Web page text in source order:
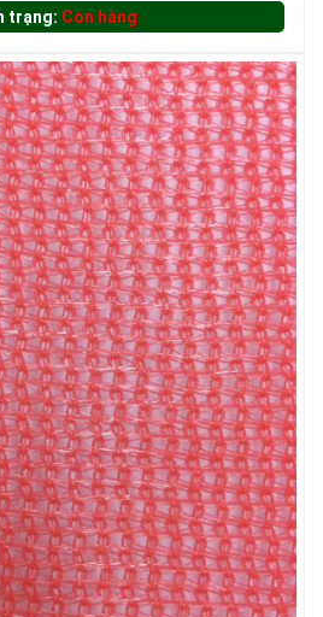
CHẮN CHIM
PHƠI NÔNG SẢN
trạng: Còn hàng